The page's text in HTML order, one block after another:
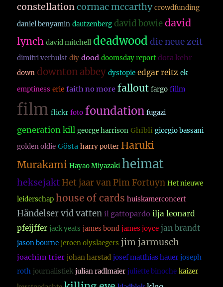
constellationcormac mccarthy crowdfunding
daniel benyamin dautzenberg david bowie david
lynch david mitchell deadwood die neue zeit
dimitri verhulst diy dood doomsday report dota kehr
down downton abbey dystopie edgar reitz ek
emptiness erie faith no more fallout fargo fillm
film flickr foto foundation fugazi
generation kill george harrison Ghibli giorgio bassani
golden oldie Gösta harry potter Haruki
Murakami Hayao Miyazaki heimat
heksejakt Het jaar van Pim Fortuyn Het nieuwe
leiderschap house of cards huiskamerconcert
Händelser vid vatten il gattopardo ilja leonard
pfeijffer jack yeats james bond james joyce jan brandt
jason bourne jeroen olyslaegers jim jarmusch
joachim trier johan harstad josef matthias hauer joseph
roth journalistiek julian radlmaier juliette binoche kaizer